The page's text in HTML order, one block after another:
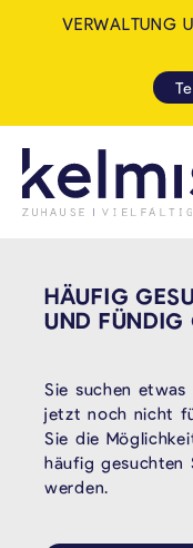
VERWALTUNG
HÄUFIG
UND FÜNDIG
Sie suchen
jetzt noch nicht
Sie die
häufig gesuchten
werden.